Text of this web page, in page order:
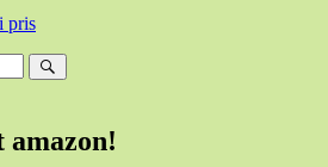
pris
Sök
amazon!